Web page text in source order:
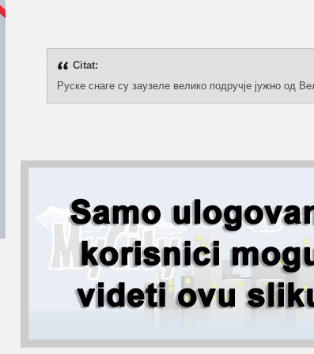
Citat:
Руске снаге су заузеле велико подручје јужно од